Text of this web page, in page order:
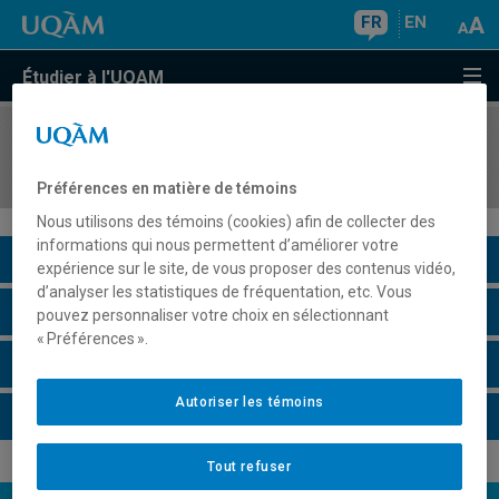
FR EN
Étudier à l'UQAM
COURS//
Description du cours
Horaire - Été 2026
Préférences en matière de témoins
Nous utilisons des témoins (cookies) afin de collecter des
informations qui nous permettent d’améliorer votre
expérience sur le site, de vous proposer des contenus vidéo,
d’analyser les statistiques de fréquentation, etc. Vous
pouvez personnaliser votre choix en sélectionnant
« Préférences ».
Tout refuser
Autoriser les témoins